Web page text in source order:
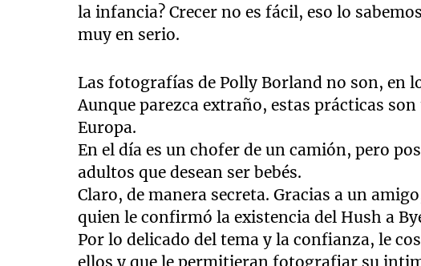
la infancia? Crecer no es fácil, eso lo
muy en serio.
Las fotografías de Polly Borland no son, en
Aunque parezca extraño, estas prácticas
Europa.
En el día es un chofer de un camión, pero
adultos que desean ser bebés.
Claro, de manera secreta. Gracias a un
quien le confirmó la existencia del Hush a
Por lo delicado del tema y la confianza, le
ellos y que le permitieran fotografiar su